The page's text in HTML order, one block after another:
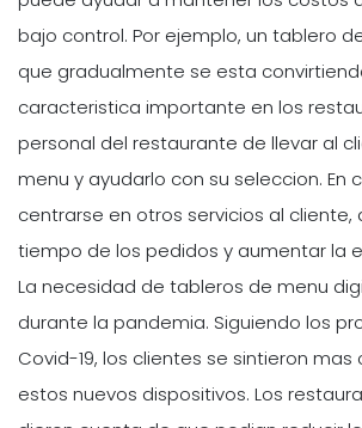
bajo control. Por ejemplo, un tablero
que gradualmente se esta
caracteristica importante en los
personal del restaurante de llevar al
menu y ayudarlo con su seleccion. En
centrarse en otros servicios al cliente,
tiempo de los pedidos y aumentar la
La necesidad de tableros de menu
durante la pandemia. Siguiendo los
Covid-19, los clientes se sintieron
estos nuevos dispositivos. Los